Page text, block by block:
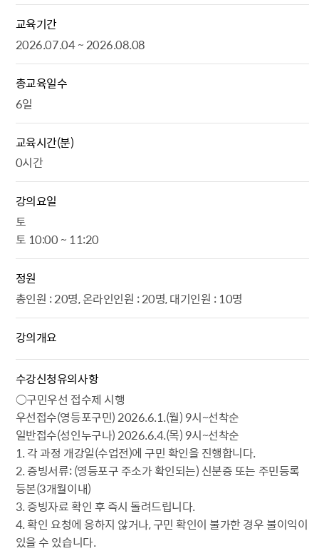
교육기간
2026.07.04 ~ 2026.08.08
총교육일수
6일
교육시간(분)
0시간
강의요일
토
토 10:00 ~ 11:20
정원
총인원 : 20명, 온라인인원 : 20명, 대기인원 : 10명
강의개요
수강신청유의사항
○구민우선 접수제 시행
우선접수(영등포구민) 2026.6.1.(월) 9시~선착순
일반접수(성인누구나) 2026.6.4.(목) 9시~선착순
1. 각 과정 개강일(수업전)에 구민 확인을 진행합니다.
2. 증빙서류: (영등포구 주소가 확인되는) 신분증 또는 주민등록
등본(3개월이내)
3. 증빙자료 확인 후 즉시 돌려드립니다.
4. 확인 요청에 응하지 않거나, 구민 확인이 불가한 경우 불이익이
있을 수 있습니다.